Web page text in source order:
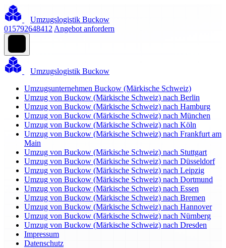
Umzugslogistik Buckow
015792648412 Angebot anfordern
Umzugslogistik Buckow
Umzugsunternehmen Buckow (Märkische Schweiz)
Umzug von Buckow (Märkische Schweiz) nach Berlin
Umzug von Buckow (Märkische Schweiz) nach Hamburg
Umzug von Buckow (Märkische Schweiz) nach München
Umzug von Buckow (Märkische Schweiz) nach Köln
Umzug von Buckow (Märkische Schweiz) nach Frankfurt am
Main
Umzug von Buckow (Märkische Schweiz) nach Stuttgart
Umzug von Buckow (Märkische Schweiz) nach Düsseldorf
Umzug von Buckow (Märkische Schweiz) nach Leipzig
Umzug von Buckow (Märkische Schweiz) nach Dortmund
Umzug von Buckow (Märkische Schweiz) nach Essen
Umzug von Buckow (Märkische Schweiz) nach Bremen
Umzug von Buckow (Märkische Schweiz) nach Hannover
Umzug von Buckow (Märkische Schweiz) nach Nürnberg
Umzug von Buckow (Märkische Schweiz) nach Dresden
Impressum
Datenschutz